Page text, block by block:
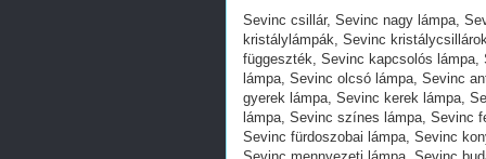
Sevinc csillár, Sevinc nagy lámpa,
kristálylámpák, Sevinc
függeszték, Sevinc kapcsolós
lámpa, Sevinc olcsó lámpa, Sevinc
gyerek lámpa, Sevinc kerek lámpa,
lámpa, Sevinc színes lámpa, Sevinc
Sevinc fürdoszobai lámpa, Sevinc